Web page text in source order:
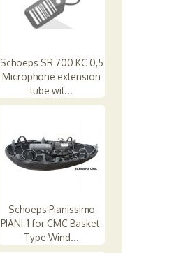
Schoeps SR 700 KC 0,5
Microphone extension
tube wit...
Schoeps Pianissimo
PIANI-1 for CMC Basket-
Type Wind...